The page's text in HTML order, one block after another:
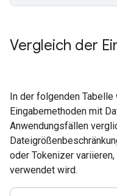
Vergleich der
In der folgenden
Eingabemethoden mit
Anwendungsfällen
oder Tokenizer
verwendet wird.